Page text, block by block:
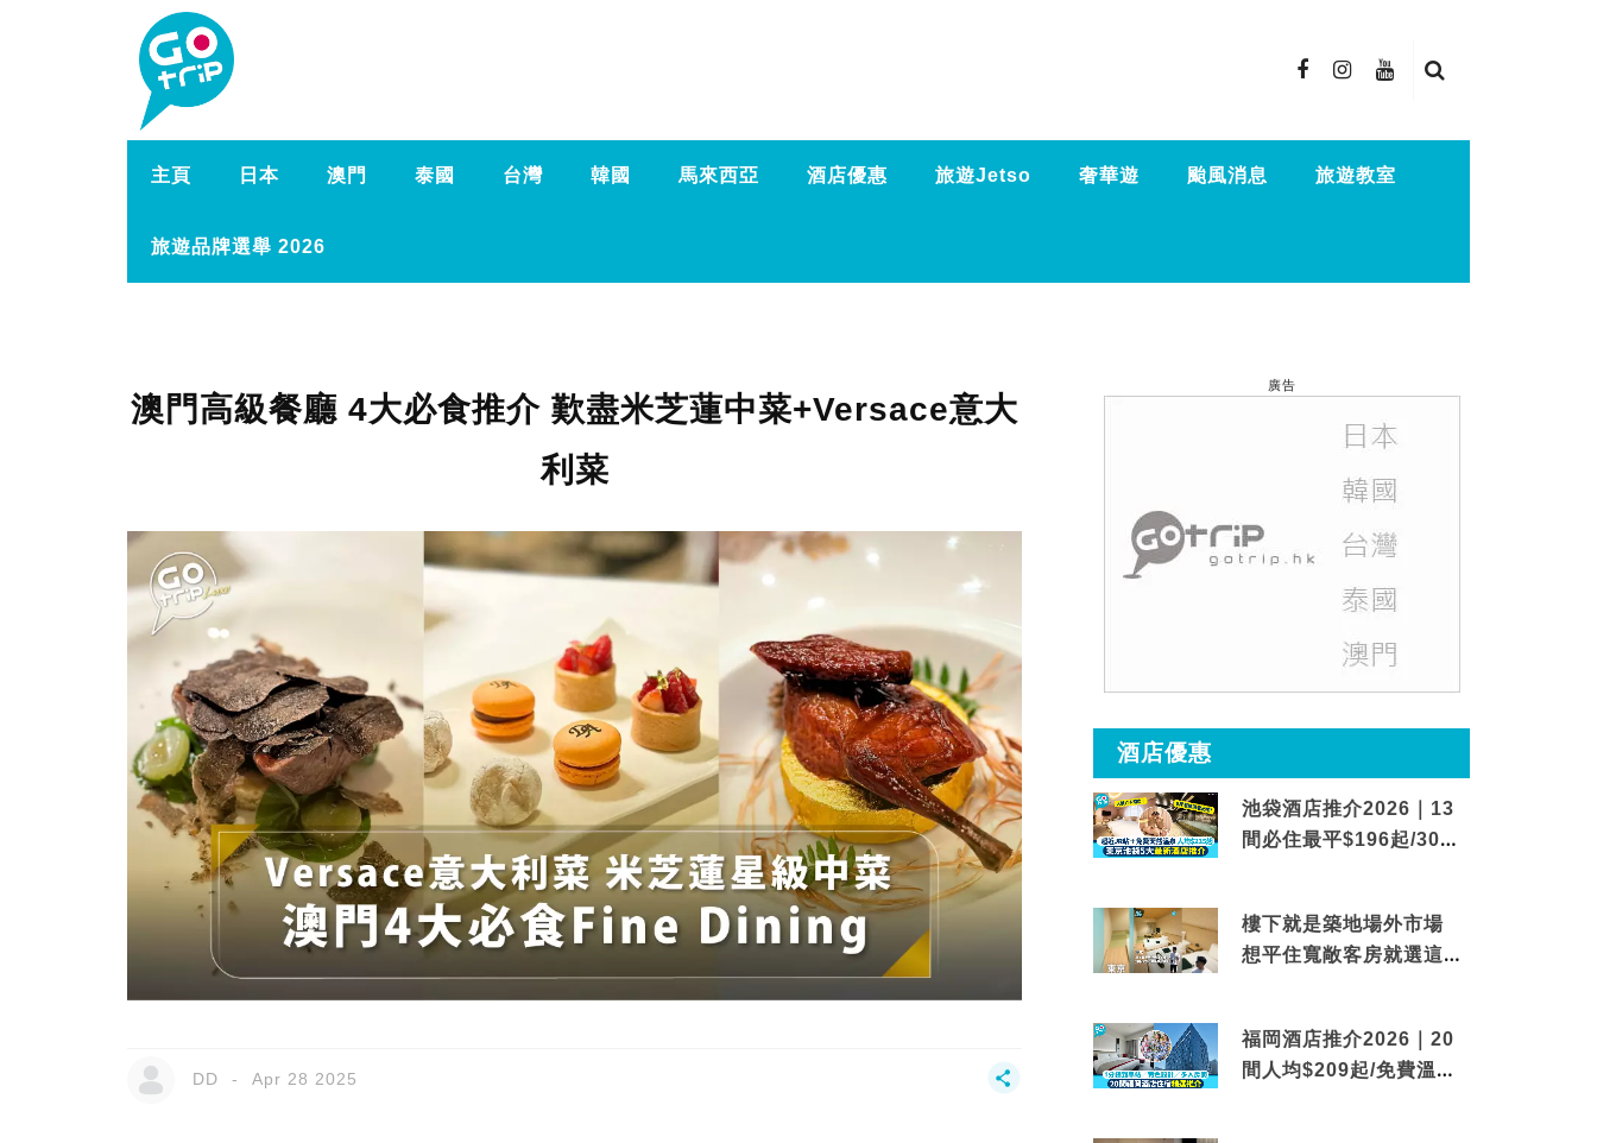
主頁 日本 澳門 泰國 台灣 韓國 馬來西亞 酒店優惠 旅遊Jetso 奢華遊 颱風消息 旅遊教室
旅遊品牌選舉 2026
澳門高級餐廳 4大必食推介 歎盡米芝蓮中菜+Versace意大
利菜
DD Apr 28 2025
廣告
酒店優惠
池袋酒店推介2026｜13
間必住最平$196起/30秒
樓下就是築地場外市場
想平住寬敞客房就選這間
福岡酒店推介2026｜20
間人均$209起/免費溫泉/